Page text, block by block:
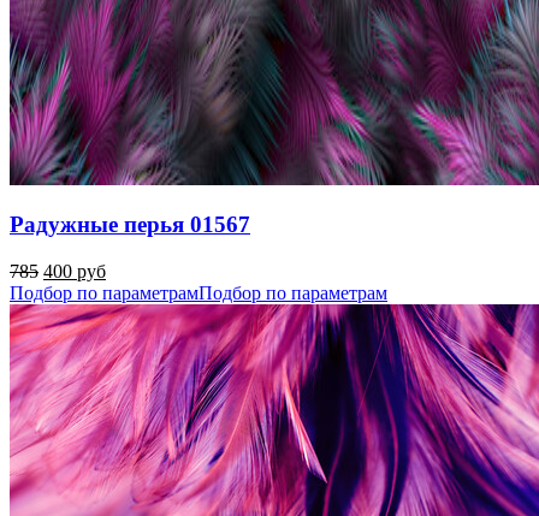
Радужные перья 01567
785 400 руб
Подбор по параметрамПодбор по параметрам